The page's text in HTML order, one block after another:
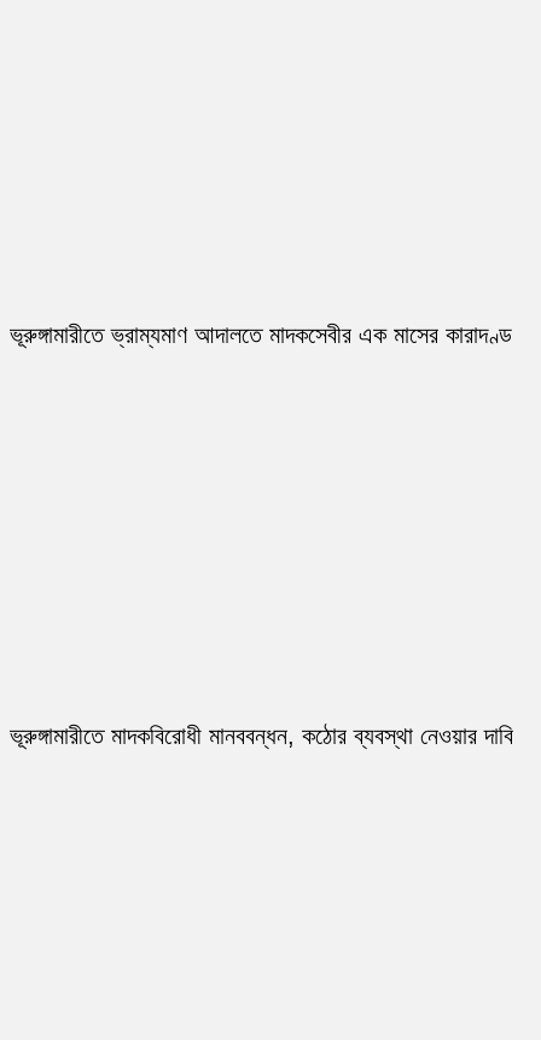
ভূরুঙ্গামারীতে ভ্রাম্যমাণ আদালতে মাদকসেবীর এক মাসের কারাদণ্ড
ভূরুঙ্গামারীতে মাদকবিরোধী মানববন্ধন, কঠোর ব্যবস্থা নেওয়ার দাবি